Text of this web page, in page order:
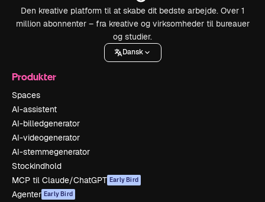
Den kreative platform til at skabe dit bedste arbejde. Over 1
million abonnenter – fra kreative og virksomheder til bureauer
og studier.
Dansk
Produkter
Spaces
AI-assistent
AI-billedgenerator
AI-videogenerator
AI-stemmegenerator
Stockindhold
MCP til Claude/ChatGPT Early Bird
Agenter Early Bird